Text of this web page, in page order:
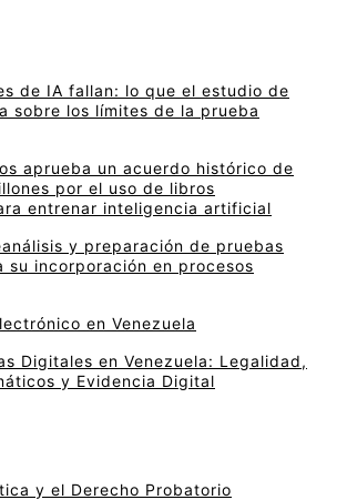
de IA fallan: lo que el estudio de
sobre los límites de la prueba
aprueba un acuerdo histórico de
por el uso de libros
entrenar inteligencia artificial
y preparación de pruebas
su incorporación en procesos
en Venezuela
Digitales en Venezuela: Legalidad,
y Evidencia Digital
y el Derecho Probatorio